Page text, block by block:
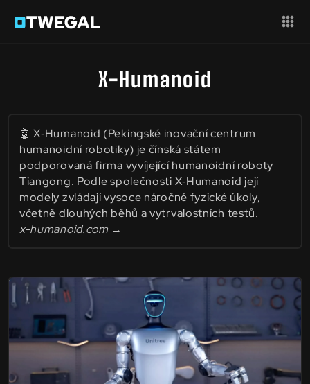
X-Humanoid
🤖 X‑Humanoid (Pekingské inovační centrum
humanoidní robotiky) je čínská státem
podporovaná firma vyvíjející humanoidní roboty
Tiangong. Podle společnosti X‑Humanoid její
modely zvládají vysoce náročné fyzické úkoly,
včetně dlouhých běhů a vytrvalostních testů.
x-humanoid.com →